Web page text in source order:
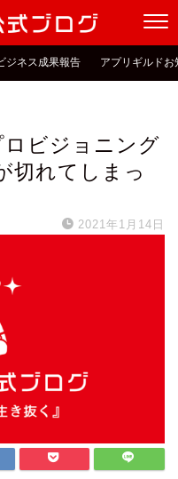
ジネス成果報告 アプリギルドお
ビジョニング
切れてしまっ
2021年1月14日